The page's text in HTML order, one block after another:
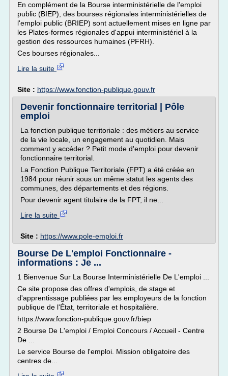
En complément de la Bourse interministérielle de l'emploi
public (BIEP), des bourses régionales interministérielles de
l'emploi public (BRIEP) sont actuellement mises en ligne par
les Plates-formes régionales d'appui interministériel à la
gestion des ressources humaines (PFRH).
Ces bourses régionales...
Lire la suite
Site : https://www.fonction-publique.gouv.fr
Devenir fonctionnaire territorial | Pôle
emploi
La fonction publique territoriale : des métiers au service
de la vie locale, un engagement au quotidien. Mais
comment y accéder ? Petit mode d'emploi pour devenir
fonctionnaire territorial.
La Fonction Publique Territoriale (FPT) a été créée en
1984 pour réunir sous un même statut les agents des
communes, des départements et des régions.
Pour devenir agent titulaire de la FPT, il ne...
Lire la suite
Site : https://www.pole-emploi.fr
Bourse De L'emploi Fonctionnaire -
informations : Je ...
1 Bienvenue Sur La Bourse Interministérielle De L'emploi ...
Ce site propose des offres d'emplois, de stage et
d'apprentissage publiées par les employeurs de la fonction
publique de l'État, territoriale et hospitalière.
https://www.fonction-publique.gouv.fr/biep
2 Bourse De L'emploi / Emploi Concours / Accueil - Centre
De ...
Le service Bourse de l'emploi. Mission obligatoire des
centres de...